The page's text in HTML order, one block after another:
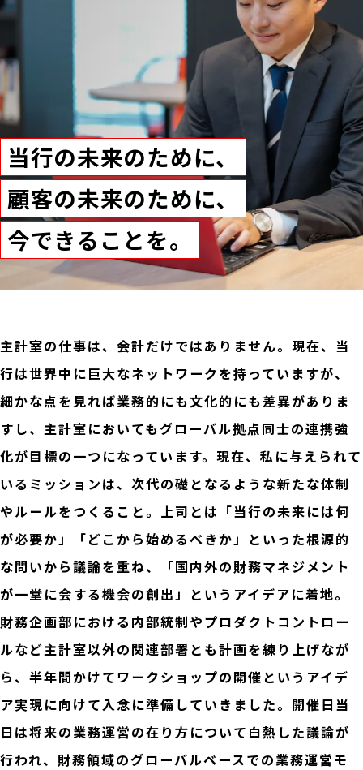
当行の未来のために、
顧客の未来のために、
今できることを。
主計室の仕事は、会計だけではありません。現在、当
行は世界中に巨大なネットワークを持っていますが、
細かな点を見れば業務的にも文化的にも差異がありま
すし、主計室においてもグローバル拠点同士の連携強
化が目標の一つになっています。現在、私に与えられて
いるミッションは、次代の礎となるような新たな体制
やルールをつくること。上司とは「当行の未来には何
が必要か」「どこから始めるべきか」といった根源的
な問いから議論を重ね、「国内外の財務マネジメント
が一堂に会する機会の創出」というアイデアに着地。
財務企画部における内部統制やプロダクトコントロー
ルなど主計室以外の関連部署とも計画を練り上げなが
ら、半年間かけてワークショップの開催というアイデ
ア実現に向けて入念に準備していきました。開催日当
日は将来の業務運営の在り方について白熱した議論が
行われ、財務領域のグローバルベースでの業務運営モ